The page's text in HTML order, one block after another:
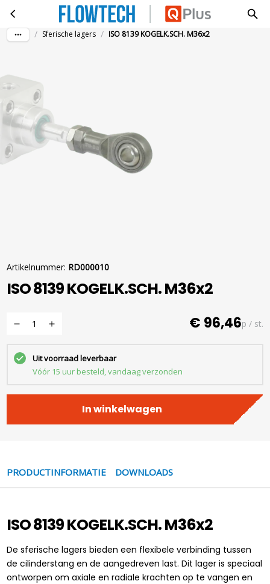
Ga naar hoofdinhoudISO 8139 KOGELK.SCH. M36x2
/ Sferische lagers / ISO 8139 KOGELK.SCH. M36x2
Artikelnummer: RD000010
ISO 8139 KOGELK.SCH. M36x2
€ 96,46p / st.
Uit voorraad leverbaar
Vóór 15 uur besteld, vandaag verzonden
In winkelwagen
PRODUCTINFORMATIE DOWNLOADS
ISO 8139 KOGELK.SCH. M36x2
De sferische lagers bieden een flexibele verbinding tussen
de cilinderstang en de aangedreven last. Dit lager is speciaal
ontworpen om axiale en radiale krachten op te vangen en